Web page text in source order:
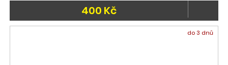
400 Kč
do 3 dnů